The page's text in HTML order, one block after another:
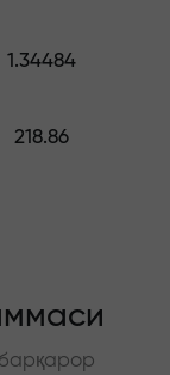
1.34484
218.86